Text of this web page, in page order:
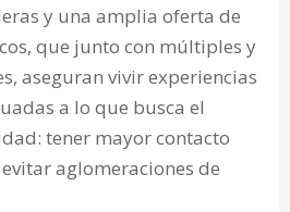
y una amplia oferta de
que junto con múltiples y
aseguran vivir experiencias
a lo que busca el
tener mayor contacto
aglomeraciones de